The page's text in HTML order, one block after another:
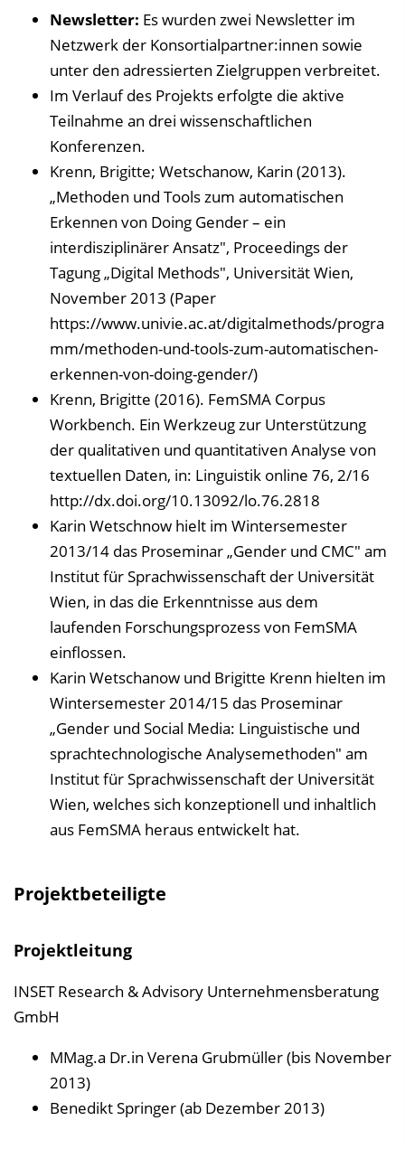
Newsletter: Es wurden zwei Newsletter im
Netzwerk der Konsortialpartner:innen sowie
unter den adressierten Zielgruppen verbreitet.
Im Verlauf des Projekts erfolgte die aktive
Teilnahme an drei wissenschaftlichen
Konferenzen.
Krenn, Brigitte; Wetschanow, Karin (2013).
„Methoden und Tools zum automatischen
Erkennen von Doing Gender – ein
interdisziplinärer Ansatz", Proceedings der
Tagung „Digital Methods", Universität Wien,
November 2013 (Paper
https://www.univie.ac.at/digitalmethods/progra
mm/methoden-und-tools-zum-automatischen-
erkennen-von-doing-gender/)
Krenn, Brigitte (2016). FemSMA Corpus
Workbench. Ein Werkzeug zur Unterstützung
der qualitativen und quantitativen Analyse von
textuellen Daten, in: Linguistik online 76, 2/16
http://dx.doi.org/10.13092/lo.76.2818
Karin Wetschnow hielt im Wintersemester
2013/14 das Proseminar „Gender und CMC" am
Institut für Sprachwissenschaft der Universität
Wien, in das die Erkenntnisse aus dem
laufenden Forschungsprozess von FemSMA
einflossen.
Karin Wetschanow und Brigitte Krenn hielten im
Wintersemester 2014/15 das Proseminar
„Gender und Social Media: Linguistische und
sprachtechnologische Analysemethoden" am
Institut für Sprachwissenschaft der Universität
Wien, welches sich konzeptionell und inhaltlich
aus FemSMA heraus entwickelt hat.
Projektbeteiligte
Projektleitung
INSET Research & Advisory Unternehmensberatung
GmbH
MMag.a Dr.in Verena Grubmüller (bis November
2013)
Benedikt Springer (ab Dezember 2013)